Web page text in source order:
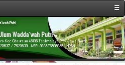
☰
Putri
Wadda`wah Putri
Kec. Cibeureum 46196 Tasikmalaya Prov. Jawa Barat
/ 7520630 - NSS: 202327806035 - NPSN: